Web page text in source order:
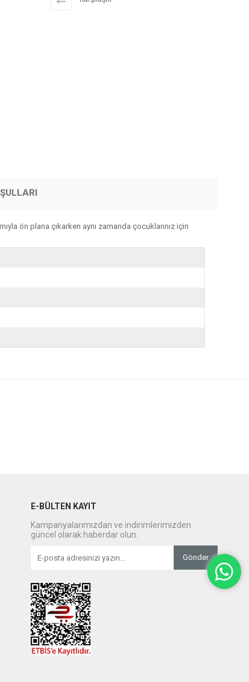
ön plana çıkarken aynı zamanda çocuklarınız için
E-BÜLTEN KAYIT
Kampanyalarımızdan ve indirimlerimizden
güncel olarak haberdar olun.
Gönder